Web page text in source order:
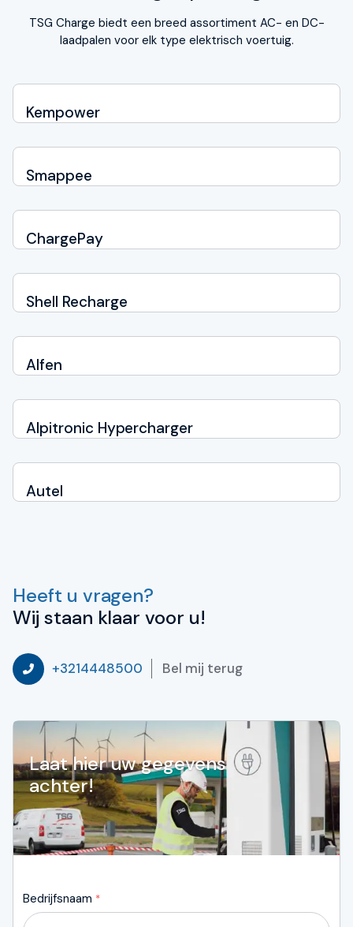
TSG Charge biedt een breed assortiment AC- en DC-
laadpalen voor elk type elektrisch voertuig.
Kempower
Smappee
ChargePay
Shell Recharge
Alfen
Alpitronic Hypercharger
Autel
Heeft u vragen?
Wij staan klaar voor u!
+3214448500 Bel mij terug
Laat hier uw gegevens
achter!
Bedrijfsnaam *